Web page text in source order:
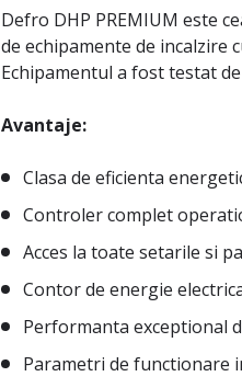
Defro DHP PREMIUM este
de echipamente de incalzire
Echipamentul a fost testat
Avantaje:
Clasa de eficienta
Controler complet
Acces la toate setarile si
Contor de energie
Performanta exceptional
Parametri de functionare